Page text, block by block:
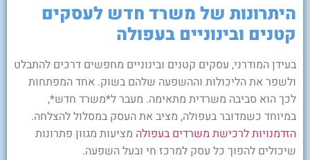
היתרונות של משרד חדש לעסקים
קטנים ובינוניים בעפולה
בעידן המודרני, עסקים קטנים ובינוניים מחפשים דרכים להתבלט
ולשפר את הליכולות וההשפעה שלהם בשוק. אחד המפתחות
לכך הוא סביבה משרדית מתאימה. מעבר ל*משרד חדש*,
במיוחד כשמדובר בעפולה, מציב את העסק במסלול להצלחה.
הזדמנויות לרכישת משרדים בעפולה מציעות מגוון פתרונות
שיכולים להפוך כל עסק למרכז חי ובעל השפעה.